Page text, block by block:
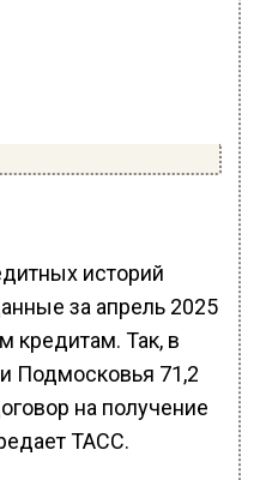
историй
за апрель 2025
кредитам. Так, в
Подмосковья 71,2
на получение
ТАСС.